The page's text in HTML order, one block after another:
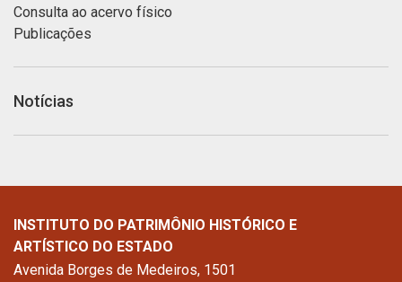
Consulta ao acervo físico
Publicações
Notícias
INSTITUTO DO PATRIMÔNIO HISTÓRICO E
ARTÍSTICO DO ESTADO
Avenida Borges de Medeiros, 1501